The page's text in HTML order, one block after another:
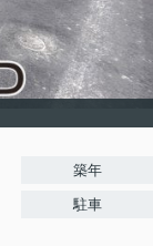
築年
駐車